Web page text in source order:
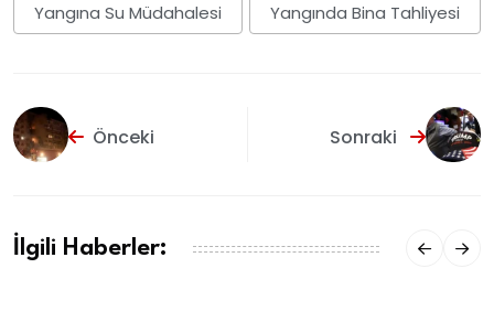
Yangına Su Müdahalesi Yangında Bina Tahliyesi
Önceki Sonraki
İlgili Haberler: